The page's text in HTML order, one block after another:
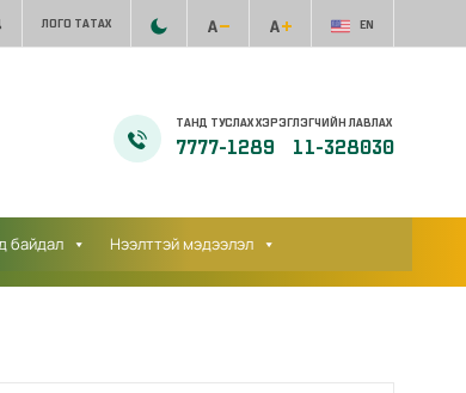
ЛОГО ТАТАХ EN
ТАНД ТУСЛАХ ХЭРЭГЛЭГЧИЙН ЛАВЛАХ
7777-1289 11-328030
байдал Нээлттэй мэдээлэл